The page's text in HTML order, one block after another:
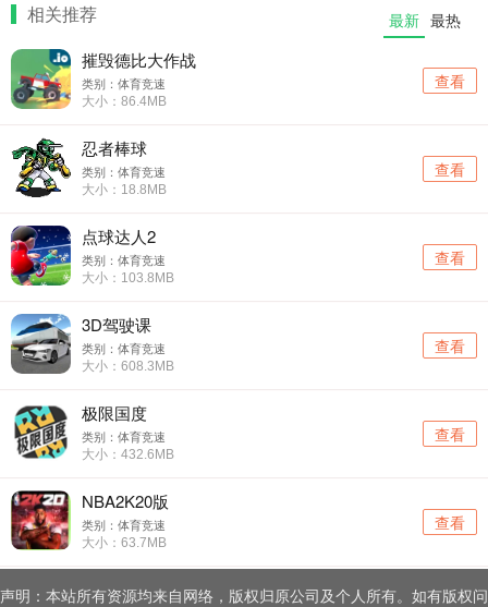
相关推荐 最新 最热
摧毁德比大作战
类别：体育竞速
大小：86.4MB
查看
忍者棒球
类别：体育竞速
大小：18.8MB
查看
点球达人2
类别：体育竞速
大小：103.8MB
查看
3D驾驶课
类别：体育竞速
大小：608.3MB
查看
极限国度
类别：体育竞速
大小：432.6MB
查看
NBA2K20版
类别：体育竞速
大小：63.7MB
查看
声明：本站所有资源均来自网络，版权归原公司及个人所有。如有版权问